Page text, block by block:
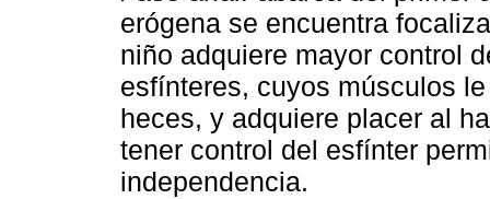
erógena se encuentra
niño adquiere mayor control
esfínteres, cuyos músculos
heces, y adquiere placer al
tener control del esfínter
independencia.